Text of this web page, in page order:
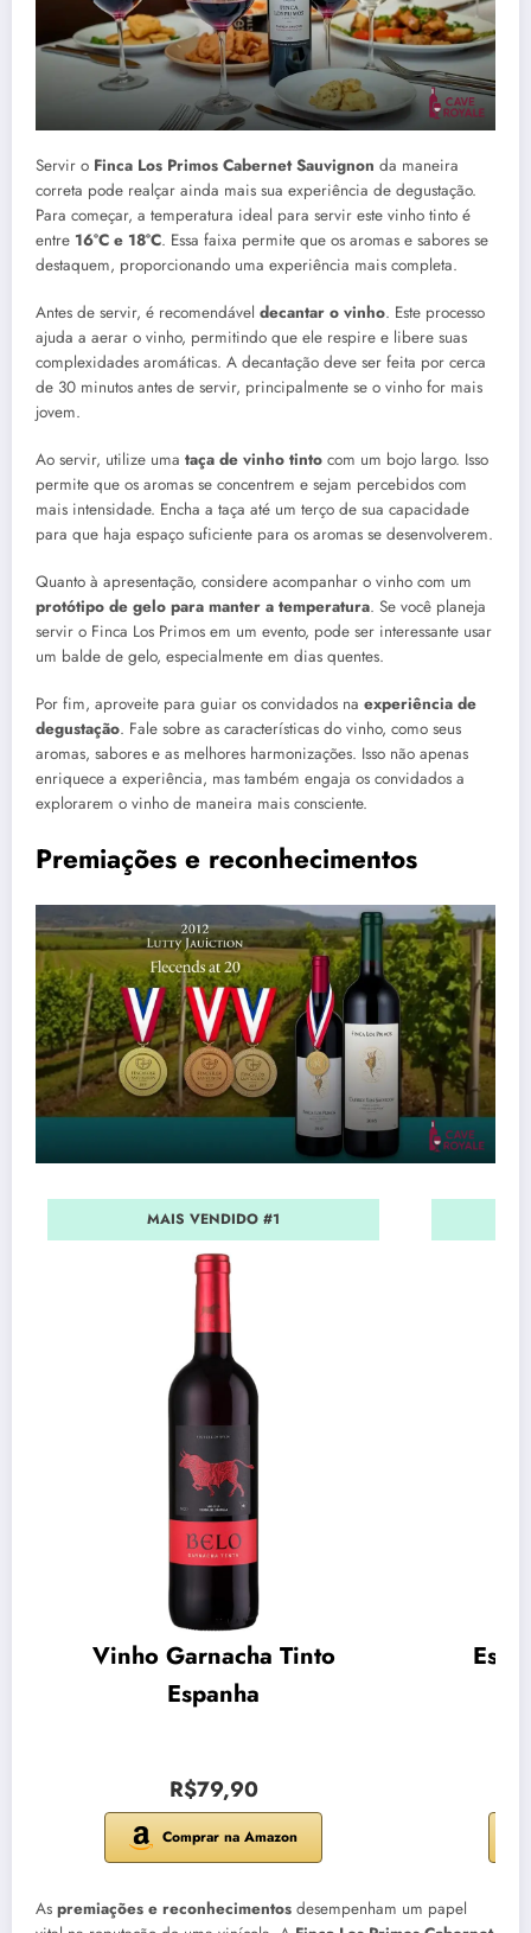
Servir o Finca Los Primos Cabernet Sauvignon da maneira
correta pode realçar ainda mais sua experiência de degustação.
Para começar, a temperatura ideal para servir este vinho tinto é
entre 16°C e 18°C. Essa faixa permite que os aromas e sabores se
destaquem, proporcionando uma experiência mais completa.
Antes de servir, é recomendável decantar o vinho. Este processo
ajuda a aerar o vinho, permitindo que ele respire e libere suas
complexidades aromáticas. A decantação deve ser feita por cerca
de 30 minutos antes de servir, principalmente se o vinho for mais
jovem.
Ao servir, utilize uma taça de vinho tinto com um bojo largo. Isso
permite que os aromas se concentrem e sejam percebidos com
mais intensidade. Encha a taça até um terço de sua capacidade
para que haja espaço suficiente para os aromas se desenvolverem.
Quanto à apresentação, considere acompanhar o vinho com um
protótipo de gelo para manter a temperatura. Se você planeja
servir o Finca Los Primos em um evento, pode ser interessante usar
um balde de gelo, especialmente em dias quentes.
Por fim, aproveite para guiar os convidados na experiência de
degustação. Fale sobre as características do vinho, como seus
aromas, sabores e as melhores harmonizações. Isso não apenas
enriquece a experiência, mas também engaja os convidados a
explorarem o vinho de maneira mais consciente.
Premiações e reconhecimentos
MAIS VENDIDO #1
Vinho Garnacha Tinto
Espanha
R$79,90
Comprar na Amazon
As premiações e reconhecimentos desempenham um papel